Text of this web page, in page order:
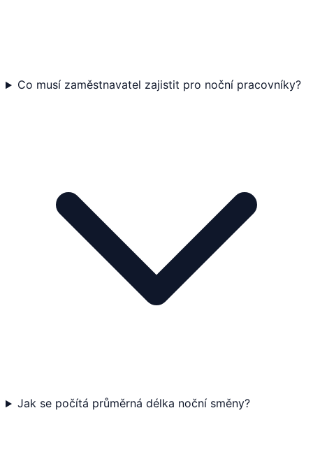
Co musí zaměstnavatel zajistit pro noční pracovníky?
Jak se počítá průměrná délka noční směny?